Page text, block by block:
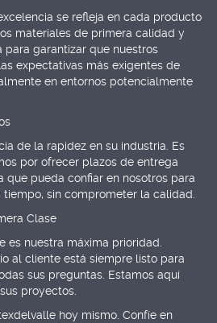
se refleja en cada producto
materiales de primera calidad y
garantizar que nuestros
expectativas más exigentes de
en entornos potencialmente
de la rapidez en su industria. Es
por ofrecer plazos de entrega
que pueda confiar en nosotros para
sin comprometer la calidad.
Clase
es nuestra máxima prioridad.
al cliente está siempre listo para
sus preguntas. Estamos aquí
proyectos.
hoy mismo. Confíe en